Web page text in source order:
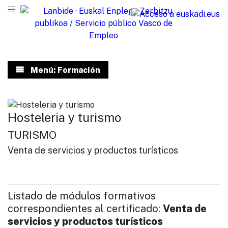
Menú: Formación
Hosteleria y turismo
TURISMO
Venta de servicios y productos turísticos
Listado de módulos formativos
correspondientes al certificado: Venta de
servicios y productos turísticos